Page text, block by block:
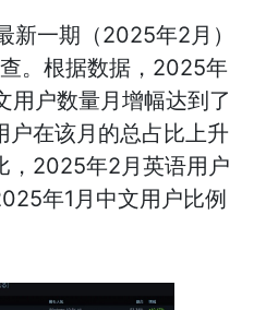
新一期（2025年2月）
。根据数据，2025年
用户数量月增幅达到了
户在该月的总占比上升
，2025年2月英语用户
年1月中文用户比例